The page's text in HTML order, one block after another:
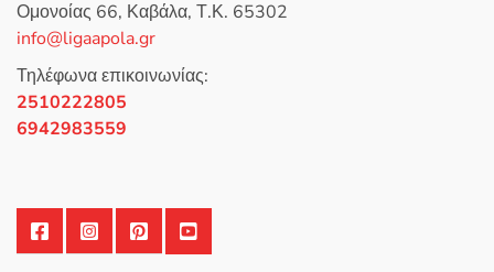
α
π
ό
5
μπορούν
να
επιλεγούν
Ομονοίας 66, Καβάλα, Τ.Κ. 65302
info@ligaapola.gr
Τηλέφωνα επικοινωνίας:
2510222805
6942983559